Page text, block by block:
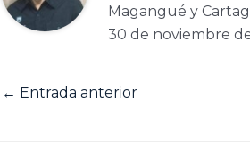
Magangué y
30 de noviembre
← Entrada anterior